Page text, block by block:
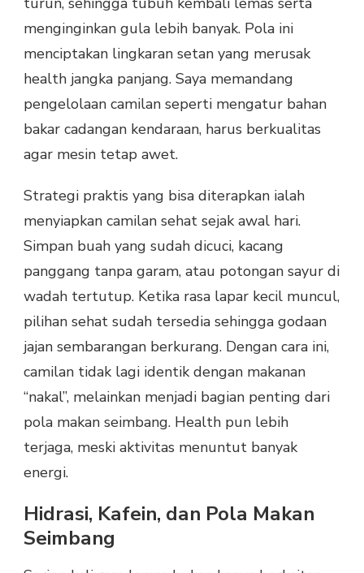
menginginkan gula lebih banyak. Pola ini
menciptakan lingkaran setan yang merusak
health jangka panjang. Saya memandang
pengelolaan camilan seperti mengatur bahan
bakar cadangan kendaraan, harus berkualitas
agar mesin tetap awet.
Strategi praktis yang bisa diterapkan ialah
menyiapkan camilan sehat sejak awal hari.
Simpan buah yang sudah dicuci, kacang
panggang tanpa garam, atau potongan sayur di
wadah tertutup. Ketika rasa lapar kecil muncul,
pilihan sehat sudah tersedia sehingga godaan
jajan sembarangan berkurang. Dengan cara ini,
camilan tidak lagi identik dengan makanan
“nakal”, melainkan menjadi bagian penting dari
pola makan seimbang. Health pun lebih
terjaga, meski aktivitas menuntut banyak
energi.
Hidrasi, Kafein, dan Pola Makan
Seimbang